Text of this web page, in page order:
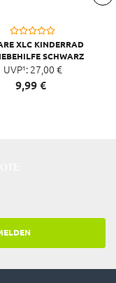
XLC KINDERRAD
SCHWARZ
UVP¹: 27,00 €
9,99€